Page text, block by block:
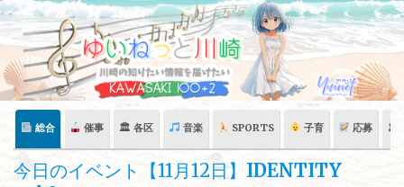
Skip
content
総合 催事 🏛 各区 音楽 SPORTS 子育 応募 🏛
今日のイベント【11月12日】 IDENTITY